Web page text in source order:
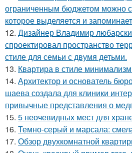
ограниченным бюджетом можно
которое выделяется и
12. Дизайнер Владимир
спроектировал пространство
стиле для семьи с двумя детьми.
13. Квартира в стиле
14. Архитектор и основатель
шаева создала для клиники
привычные представления о
15. 5 неочевидных мест для
16. Темно-серый и марсала:
17. Обзор двухкомнатной